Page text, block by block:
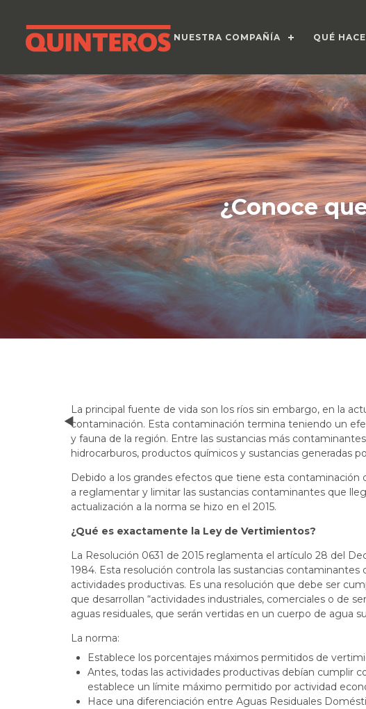
NUESTRA COMPAÑÍA QUÉ
¿Conoce
La principal fuente de vida son los ríos sin embargo, en la
contaminación. Esta contaminación termina teniendo un
y fauna de la región. Entre las sustancias más
hidrocarburos, productos químicos y sustancias generadas
Debido a los grandes efectos que tiene esta contaminación
a reglamentar y limitar las sustancias contaminantes que
actualización a la norma se hizo en el 2015.
¿Qué es exactamente la Ley de Vertimientos?
La Resolución 0631 de 2015 reglamenta el artículo 28 del
1984. Esta resolución controla las sustancias
actividades productivas. Es una resolución que debe ser
que desarrollan “actividades industriales, comerciales o de
aguas residuales, que serán vertidas en un cuerpo de agua
La norma:
Establece los porcentajes máximos permitidos de
Antes, todas las actividades productivas debían cumplir
establece un límite máximo permitido por actividad
Hace una diferenciación entre Aguas Residuales